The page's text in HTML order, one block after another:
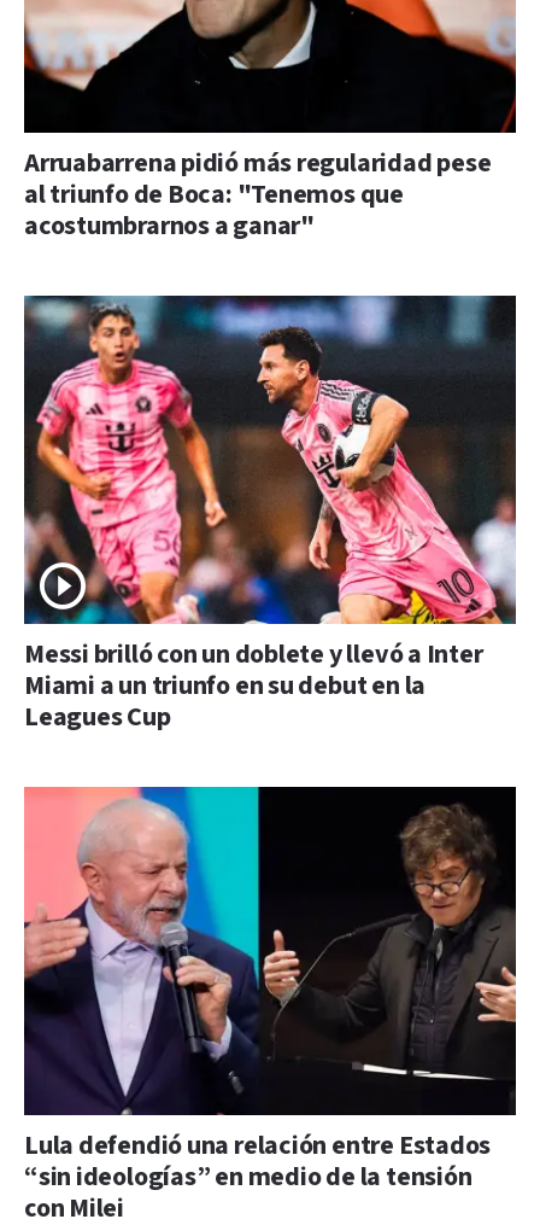
Arruabarrena pidió más regularidad pese
al triunfo de Boca: "Tenemos que
acostumbrarnos a ganar"
Messi brilló con un doblete y llevó a Inter
Miami a un triunfo en su debut en la
Leagues Cup
Lula defendió una relación entre Estados
“sin ideologías” en medio de la tensión
con Milei